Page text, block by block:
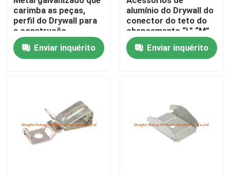
Controle da qualidade
Contacte-nos
Painel de acesso de alumínio
Painel de acesso de aço
carimba as peças,
perfil do Drywall para
a construção
Enviar inquérito
alumínio do Drywall do
conector do teto do
chapeamento “L” “M”
do ródio
Enviar inquérito